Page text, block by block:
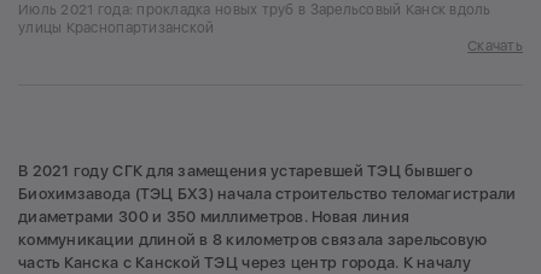
Июль 2021 года: прокладка новых труб в Зарельсовый Канск вдоль
улицы Краснопартизанской
Скачать
В 2021 году СГК для замещения устаревшей ТЭЦ бывшего
Биохимзавода (ТЭЦ БХЗ) начала строительство теломагистрали
диаметрами 300 и 350 миллиметров. Новая линия
коммуникации длиной в 8 километров связала зарельсовую
часть Канска с Канской ТЭЦ через центр города. К началу